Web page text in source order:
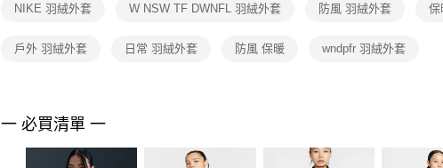
交易，需
２．關於
結果請求
NIKE 羽絨外套 W NSW TF DWNFL 羽絨外套 防風 羽絨外套 保
戶外 羽絨外套 日常 羽絨外套 防風 保暖 wndpfr 羽絨外套
一 必買清單 一